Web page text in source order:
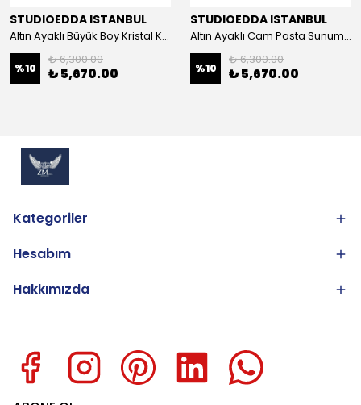
STUDIOEDDA ISTANBUL
Altın Ayaklı Büyük Boy Kristal Kase 25cm
%10
₺ 6,300.00
₺ 5,670.00
STUDIOEDDA ISTANBUL
Altın Ayaklı Cam Pasta Sunum 30cm
%10
₺ 6,300.00
₺ 5,670.00
Kategoriler
Hesabım
Hakkımızda